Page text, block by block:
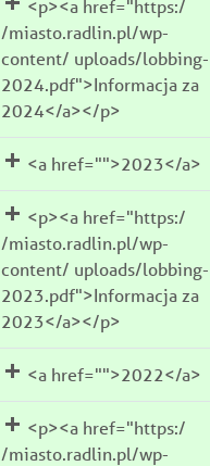
<p><a href="https:/
/miasto.radlin.pl/wp-
content/ uploads/lobbing-
2024.pdf">Informacja za
2024</a></p>
<a href="">2023</a>
<p><a href="https:/
/miasto.radlin.pl/wp-
content/ uploads/lobbing-
2023.pdf">Informacja za
2023</a></p>
<a href="">2022</a>
<p><a href="https:/
/miasto.radlin.pl/wp-